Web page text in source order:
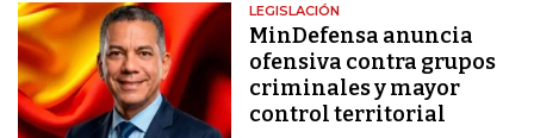
LEGISLACIÓN
MinDefensa anuncia
ofensiva contra grupos
criminales y mayor
control territorial